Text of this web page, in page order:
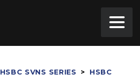
HSBC SVNS SERIES >
HSBC